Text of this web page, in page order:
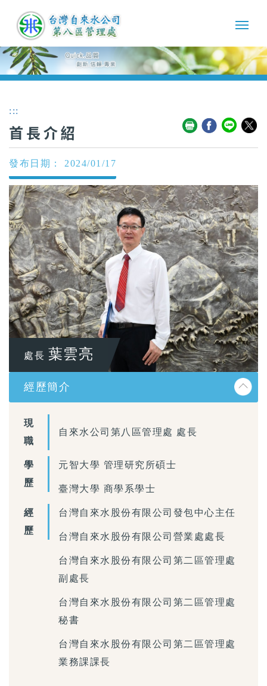
:::
首長介紹
發布日期： 2024/01/17
處長 葉雲亮
經歷簡介
現
職
自來水公司第八區管理處 處長
學
歷
元智大學 管理研究所碩士
臺灣大學 商學系學士
經
歷
台灣自來水股份有限公司發包中心主任
台灣自來水股份有限公司營業處處長
台灣自來水股份有限公司第二區管理處
副處長
台灣自來水股份有限公司第二區管理處
秘書
台灣自來水股份有限公司第二區管理處
業務課課長